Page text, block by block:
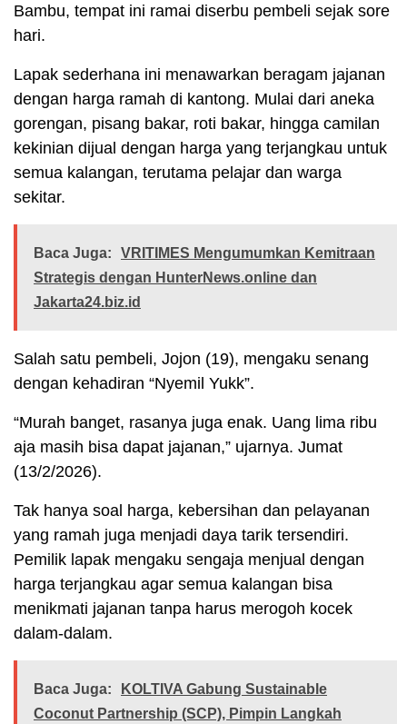
Bambu, tempat ini ramai diserbu pembeli sejak sore
hari.
Lapak sederhana ini menawarkan beragam jajanan
dengan harga ramah di kantong. Mulai dari aneka
gorengan, pisang bakar, roti bakar, hingga camilan
kekinian dijual dengan harga yang terjangkau untuk
semua kalangan, terutama pelajar dan warga
sekitar.
Baca Juga:
VRITIMES Mengumumkan Kemitraan
Strategis dengan HunterNews.online dan
Jakarta24.biz.id
Salah satu pembeli, Jojon (19), mengaku senang
dengan kehadiran “Nyemil Yukk”.
“Murah banget, rasanya juga enak. Uang lima ribu
aja masih bisa dapat jajanan,” ujarnya. Jumat
(13/2/2026).
Tak hanya soal harga, kebersihan dan pelayanan
yang ramah juga menjadi daya tarik tersendiri.
Pemilik lapak mengaku sengaja menjual dengan
harga terjangkau agar semua kalangan bisa
menikmati jajanan tanpa harus merogoh kocek
dalam-dalam.
Baca Juga:
KOLTIVA Gabung Sustainable
Coconut Partnership (SCP), Pimpin Langkah